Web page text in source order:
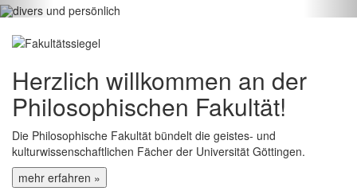
Herzlich willkommen an der
Philosophischen Fakultät!
Die Philosophische Fakultät bündelt die geistes- und
kulturwissenschaftlichen Fächer der Universität Göttingen.
mehr erfahren »